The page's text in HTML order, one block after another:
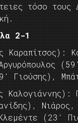
τόσο
2-1
Καραπίτσος):
Γιούσης),
(23′